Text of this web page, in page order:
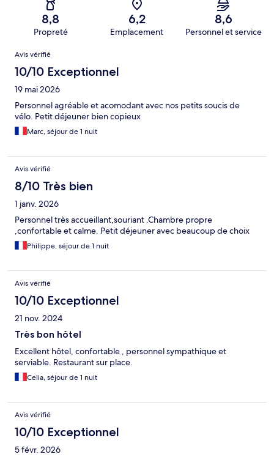
8,8
Propreté
6,2
Emplacement
8,6
Personnel et service
Avis
Avis vérifié
10/10 Exceptionnel
19 mai 2026
Personnel agréable et acomodant avec nos petits soucis de
vélo. Petit déjeuner bien copieux
Marc, séjour de 1 nuit
Avis vérifié
8/10 Très bien
1 janv. 2026
Personnel très accueillant,souriant .Chambre propre
,confortable et calme. Petit déjeuner avec beaucoup de choix
Philippe, séjour de 1 nuit
Avis vérifié
10/10 Exceptionnel
21 nov. 2024
Très bon hôtel
Excellent hôtel, confortable , personnel sympathique et
serviable. Restaurant sur place.
Celia, séjour de 1 nuit
Avis vérifié
10/10 Exceptionnel
5 févr. 2026